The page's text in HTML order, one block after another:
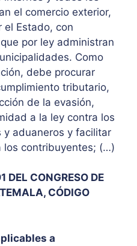
el comercio exterior,
el Estado, con
por ley administran
Como
debe procurar
tributario,
de la evasión,
a la ley contra los
aduaneros y facilitar
los contribuyentes; (…)
DEL CONGRESO DE
CÓDIGO
a